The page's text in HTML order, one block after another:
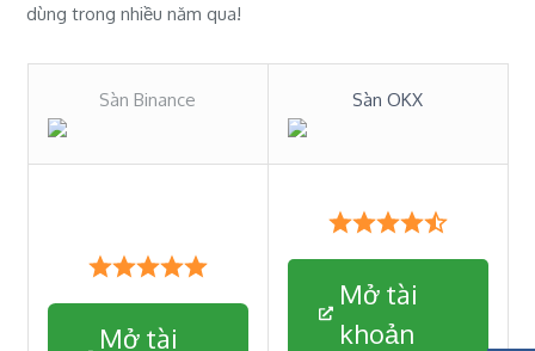
dùng trong nhiều năm qua!
Sàn Binance Sàn OKX
Mở tài
Mở tài
khoản